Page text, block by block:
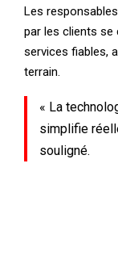
Les
par les clients se
services fiables,
terrain.
« La
simplifie
souligné.